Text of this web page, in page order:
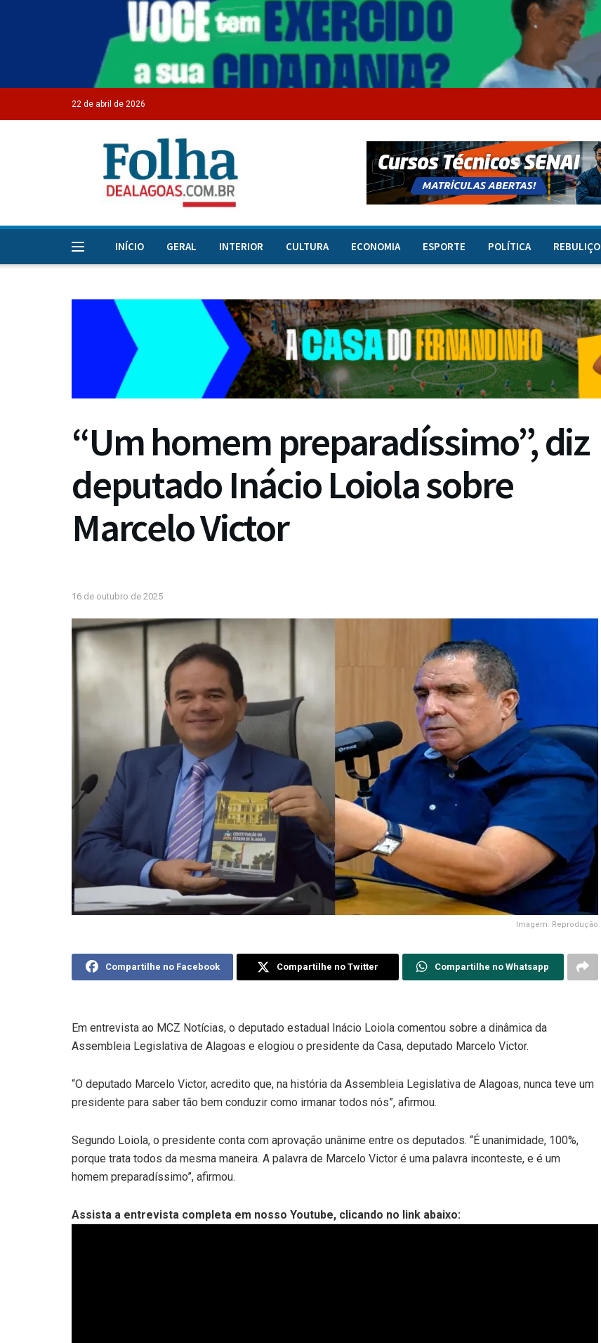
22 de abril de 2026
INÍCIO GERAL INTERIOR CULTURA ECONOMIA ESPORTE POLÍTICA REBULIÇO
“Um homem preparadíssimo”, diz
deputado Inácio Loiola sobre
Marcelo Victor
16 de outubro de 2025
Imagem: Reprodução
Compartilhe no Facebook Compartilhe no Twitter Compartilhe no Whatsapp
Em entrevista ao MCZ Notícias, o deputado estadual Inácio Loiola comentou sobre a dinâmica da
Assembleia Legislativa de Alagoas e elogiou o presidente da Casa, deputado Marcelo Victor.
“O deputado Marcelo Victor, acredito que, na história da Assembleia Legislativa de Alagoas, nunca teve um
presidente para saber tão bem conduzir como irmanar todos nós”, afirmou.
Segundo Loiola, o presidente conta com aprovação unânime entre os deputados. “É unanimidade, 100%,
porque trata todos da mesma maneira. A palavra de Marcelo Victor é uma palavra inconteste, e é um
homem preparadíssimo”, afirmou.
Assista a entrevista completa em nosso Youtube, clicando no link abaixo: